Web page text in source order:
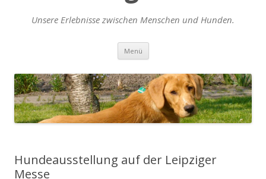
Unsere Erlebnisse zwischen Menschen und Hunden.
Menü Zum
springen
Hundeausstellung auf der Leipziger
Messe